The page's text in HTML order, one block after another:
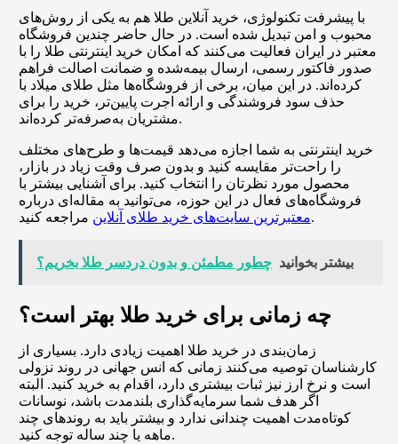
با پیشرفت تکنولوژی، خرید آنلاین طلا هم به یکی از روش‌های
محبوب و امن تبدیل شده است. در حال حاضر چندین فروشگاه
معتبر در ایران فعالیت می‌کنند که امکان خرید اینترنتی طلا را با
صدور فاکتور رسمی، ارسال بیمه‌شده و ضمانت اصالت فراهم
کرده‌اند. در این میان، برخی از فروشگاه‌ها مثل طلای میلاد با
حذف سود فروشندگی و ارائه اجرت پایین‌تر، خرید را برای
مشتریان به‌صرفه‌تر کرده‌اند.
خرید اینترنتی به شما اجازه می‌دهد قیمت‌ها و طرح‌های مختلف
را راحت‌تر مقایسه کنید و بدون صرف وقت زیاد در بازار،
محصول مورد نظرتان را انتخاب کنید. برای آشنایی بیشتر با
فروشگاه‌های فعال در این حوزه، می‌توانید به مقاله‌ای درباره
معتبرترین سایت‌های خرید طلای آنلاینمراجعه کنید.
بیشتر بخوانید چطور مطمئن و بدون دردسر طلا بخریم؟
چه زمانی برای خرید طلا بهتر است؟
زمان‌بندی در خرید طلا اهمیت زیادی دارد. بسیاری از
کارشناسان توصیه می‌کنند زمانی که انس جهانی در روند نزولی
است و نرخ ارز نیز ثبات بیشتری دارد، اقدام به خرید کنید. البته
اگر هدف شما سرمایه‌گذاری بلندمدت باشد، نوسانات
کوتاه‌مدت اهمیت چندانی ندارد و بیشتر باید به روندهای چند
ماهه یا چند ساله توجه کنید.